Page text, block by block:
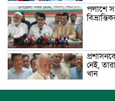
পলাশে
নেই,
খান